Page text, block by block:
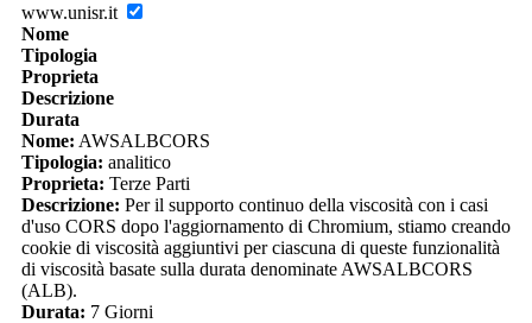
www.unisr.it
Nome
Tipologia
Proprieta
Descrizione
Durata
Nome: AWSALBCORS
Tipologia: analitico
Proprieta: Terze Parti
Descrizione: Per il supporto continuo della viscosità con i casi
d'uso CORS dopo l'aggiornamento di Chromium, stiamo creando
cookie di viscosità aggiuntivi per ciascuna di queste funzionalità
di viscosità basate sulla durata denominate AWSALBCORS
(ALB).
Durata: 7 Giorni